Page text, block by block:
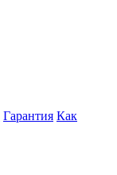
Гарантия Как